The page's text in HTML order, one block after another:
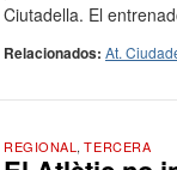
Ciutadella. El
Relacionados: At.
REGIONAL ,TERCERA